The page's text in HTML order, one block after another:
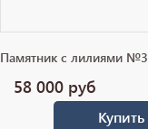
Памятник с лилиями №3
58 000 руб
Купить